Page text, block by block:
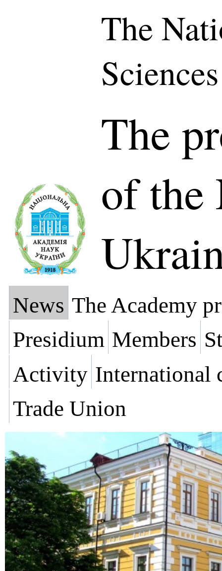
The
The
of the
News The Academy
Presidium Members
Activity International
Trade Union